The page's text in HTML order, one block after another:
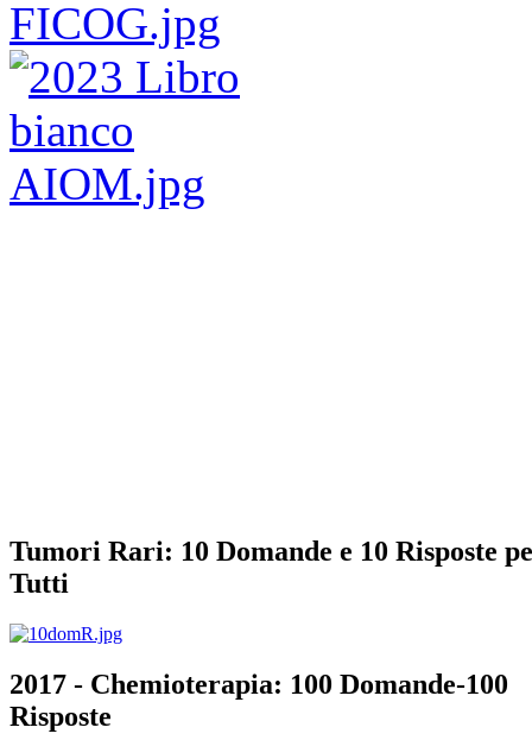
Tumori Rari: 10 Domande e 10 Risposte
Tutti
2017 - Chemioterapia: 100 Domande-100
Risposte